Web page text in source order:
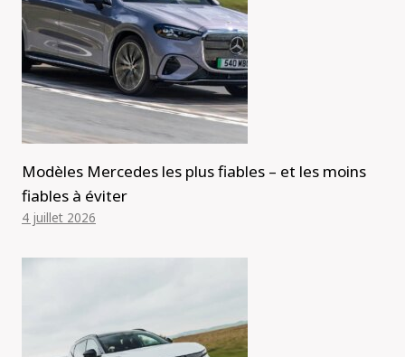
Modèles Mercedes les plus fiables – et les moins
fiables à éviter
4 juillet 2026